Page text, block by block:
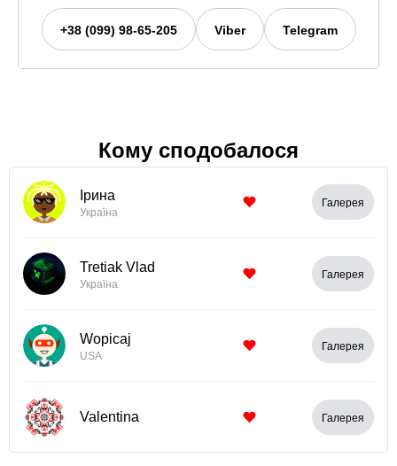
+38 (099) 98-65-205 Viber Telegram
Кому сподобалося
Ірина
Україна
Галерея
Tretiak Vlad
Україна
Галерея
Wopicaj
USA
Галерея
Valentina Галерея